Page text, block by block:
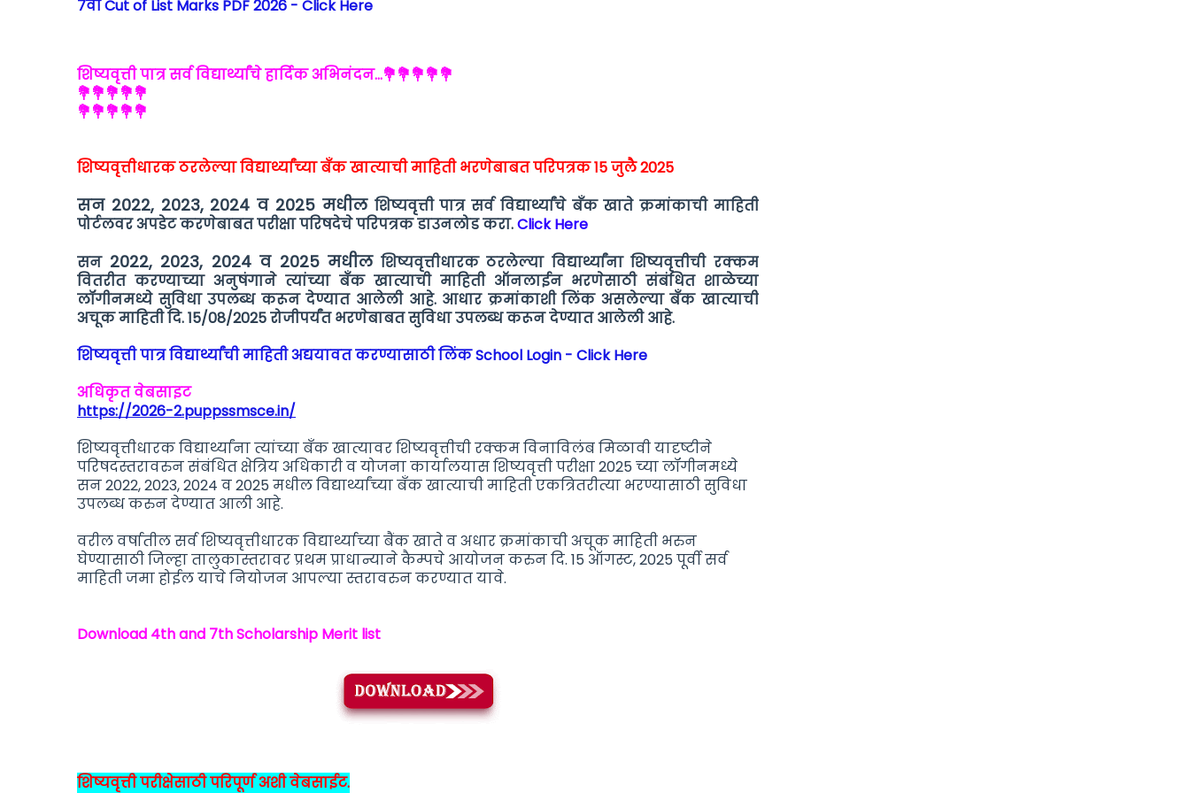
7वी Cut of List Marks PDF 2026 - Click Here
शिष्यवृत्ती पात्र सर्व विद्यार्थ्यांचे हार्दिक अभिनंदन...💐💐💐💐💐
💐💐💐💐💐
💐💐💐💐💐
शिष्यवृत्तीधारक ठरलेल्या विद्यार्थ्यांच्या बँक खात्याची माहिती भरणेबाबत परिपत्रक १5 जुलै 2025
सन 2022, 2023, 2024 व 2025 मधील शिष्यवृत्ती पात्र सर्व विद्यार्थ्यांचे बॅंक खाते क्रमांकाची माहिती
पोर्टलवर अपडेट करणेबाबत परीक्षा परिषदेचे परिपत्रक डाउनलोड करा.Click Here
सन 2022, 2023, 2024 व 2025 मधीलशिष्यवृत्तीधारक ठरलेल्या विद्यार्थ्यांना शिष्यवृत्तीची रक्कम
वितरीत करण्याच्या अनुषंगाने त्यांच्या बँक खात्याची माहिती ऑनलाईन भरणेसाठी संबंधित शाळेच्या
लॉगीनमध्ये सुविधा उपलब्ध करून देण्यात आलेली आहे. आधार क्रमांकाशी लिंक असलेल्या बँक खात्याची
अचूक माहिती दि. 15/08/2025 रोजीपर्यंत भरणेबाबत सुविधा उपलब्ध करून देण्यात आलेली आहे.
शिष्यवृत्ती पात्र विद्यार्थ्यांची माहिती अद्ययावत करण्यासाठी लिंक School Login - Click Here
अधिकृत वेबसाइट
https://2026-2.puppssmsce.in/
शिष्यवृत्तीधारक विद्यार्थ्यांना त्यांच्या बँक खात्यावर शिष्यवृत्तीची रक्कम विनाविलंब मिळावी यादृष्टीने
परिषदस्तरावरुन संबंधित क्षेत्रिय अधिकारी व योजना कार्यालयास शिष्यवृत्ती परीक्षा 2025 च्या लॉगीनमध्ये
सन 2022, 2023, 2024 व 2025 मधील विद्यार्थ्यांच्या बँक खात्याची माहिती एकत्रितरीत्या भरण्यासाठी सुविधा
उपलब्ध करुन देण्यात आली आहे.
वरील वर्षातील सर्व शिष्यवृत्तीधारक विद्यार्थ्याच्या बैंक खाते व अधार क्रमांकाची अचूक माहिती भरुन
घेण्यासाठी जिल्हा तालुकास्तरावर प्रथम प्राधान्याने कैम्पचे आयोजन करुन दि. 15 ऑगस्ट, 2025 पूर्वी सर्व
माहिती जमा होईल याचे नियोजन आपल्या स्तरावरुन करण्यात यावे.
Download 4th and 7th Scholarship Merit list
शिष्यवृत्ती परीक्षेसाठी परिपूर्ण अशी वेबसाईट.